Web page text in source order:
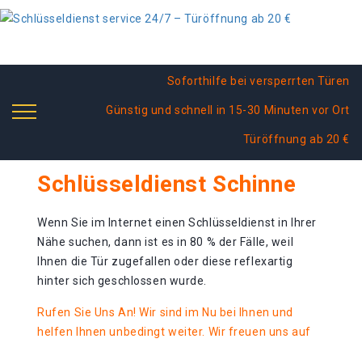
Soforthilfe bei versperrten Türen
Günstig und schnell in 15-30 Minuten vor Ort
Türöffnung ab 20 €
Schlüsseldienst Schinne
Wenn Sie im Internet einen Schlüsseldienst in Ihrer
Nähe suchen, dann ist es in 80 % der Fälle, weil
Ihnen die Tür zugefallen oder diese reflexartig
hinter sich geschlossen wurde.
Rufen Sie Uns An! Wir sind im Nu bei Ihnen und
helfen Ihnen unbedingt weiter. Wir freuen uns auf